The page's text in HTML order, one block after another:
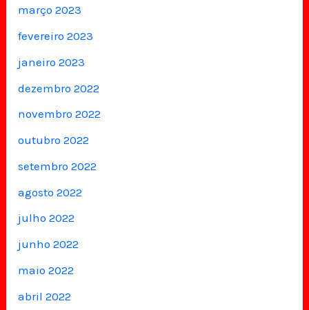
março 2023
fevereiro 2023
janeiro 2023
dezembro 2022
novembro 2022
outubro 2022
setembro 2022
agosto 2022
julho 2022
junho 2022
maio 2022
abril 2022